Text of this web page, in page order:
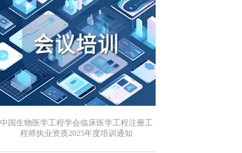
中国生物医学工程学会临床医学工程注册工
程师执业资质2025年度培训通知